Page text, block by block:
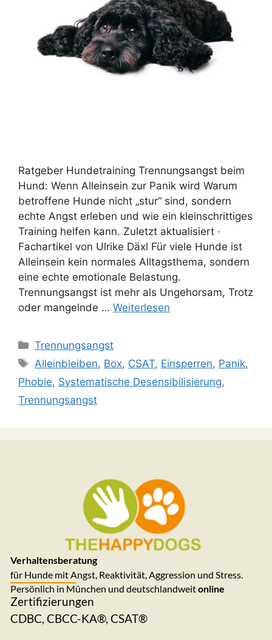
Ratgeber Hundetraining Trennungsangst beim
Hund: Wenn Alleinsein zur Panik wird Warum
betroffene Hunde nicht „stur“ sind, sondern
echte Angst erleben und wie ein kleinschrittiges
Training helfen kann. Zuletzt aktualisiert ·
Fachartikel von Ulrike Däxl Für viele Hunde ist
Alleinsein kein normales Alltagsthema, sondern
eine echte emotionale Belastung.
Trennungsangst ist mehr als Ungehorsam, Trotz
oder mangelnde … Weiterlesen
Trennungsangst
Alleinbleiben, Box, CSAT, Einsperren, Panik,
Phobie, Systematische Desensibilisierung,
Trennungsangst
Verhaltensberatung
für Hunde mit Angst, Reaktivität, Aggression und Stress.
Persönlich in München und deutschlandweitonline
Zertifizierungen
CDBC, CBCC-KA®, CSAT®